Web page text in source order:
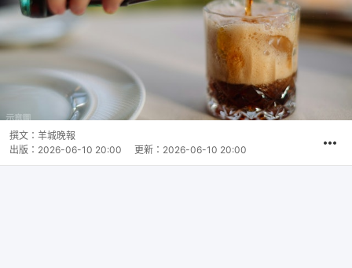
撰文： 羊城晚報
出版： 2026-06-10 20:00 更新： 2026-06-10 20:00